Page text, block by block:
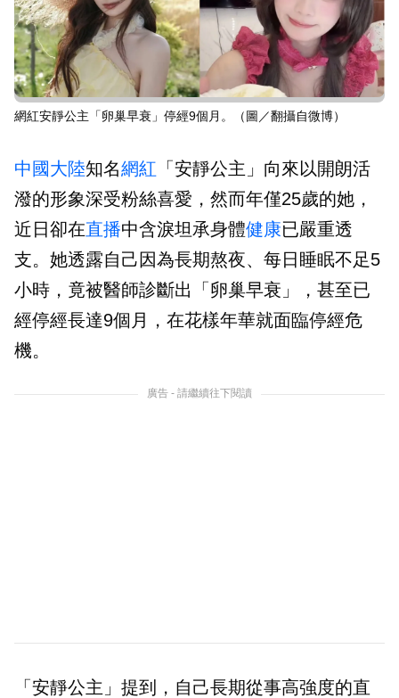
網紅安靜公主「卵巢早衰」停經9個月。（圖／翻攝自微博）
中國大陸知名網紅 「安靜公主」向來以開朗活
潑的形象深受粉絲喜愛，然而年僅25歲的她，
近日卻在直播中含淚坦承身體健康已嚴重透
支。她透露自己因為長期熬夜、每日睡眠不足5
小時，竟被醫師診斷出「卵巢早衰」，甚至已
經停經長達9個月，在花樣年華就面臨停經危
機。
廣告 - 請繼續往下閱讀
「安靜公主」提到，自己長期從事高強度的直